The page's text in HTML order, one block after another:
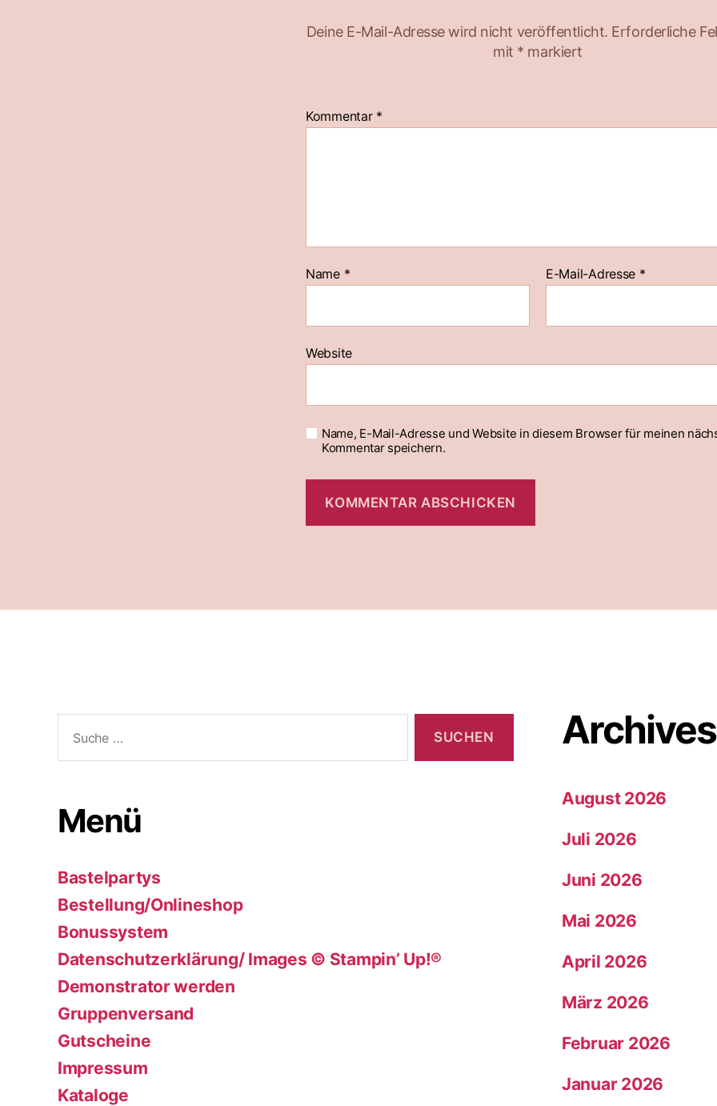
Deine E-Mail-Adresse wird nicht veröffentlicht. Erforderliche
mit * markiert
Kommentar *
Name * E-Mail-Adresse *
Website
Name, E-Mail-Adresse und Website in diesem Browser für meinen
Kommentar speichern.
nach:
Menü
Bastelpartys
Bestellung/Onlineshop
Bonussystem
Datenschutzerklärung/ Images © Stampin’ Up!®
Demonstrator werden
Gruppenversand
Gutscheine
Impressum
Kataloge
Archives
August 2026
Juli 2026
Juni 2026
Mai 2026
April 2026
März 2026
Februar 2026
Januar 2026